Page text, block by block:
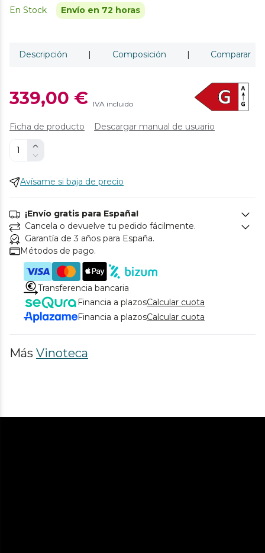
En Stock Envío en 72 horas
Descripción | Composición | Comparar
339,00 € IVA incluido
Ficha de producto Descargar manual de usuario
Avísame si baja de precio
¡Envío gratis para España!
Cancela o devuelve tu pedido fácilmente.
Garantía de 3 años para España.
Métodos de pago.
Transferencia bancaria
Financia a plazosCalcular cuota
Financia a plazosCalcular cuota
Más Vinoteca